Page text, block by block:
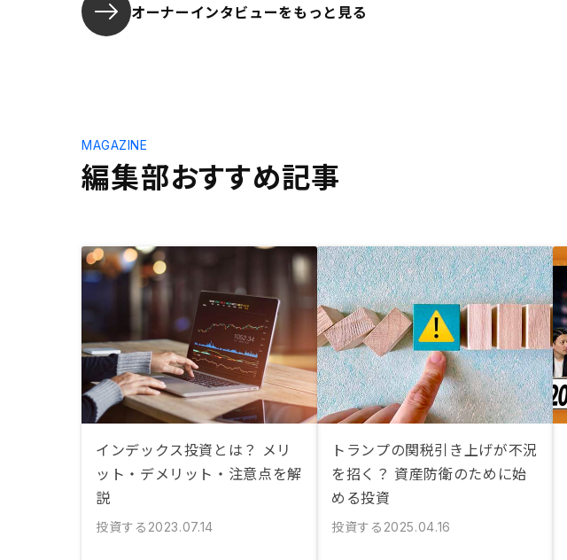
オーナーインタビューをもっと見る
編集部おすすめ記事
MAGAZINE
インデックス投資とは？ メリ
ット・デメリット・注意点を解
説
投資する 2023.07.14
トランプの関税引き上げが不況
を招く？ 資産防衛のために始
める投資
投資する 2025.04.16